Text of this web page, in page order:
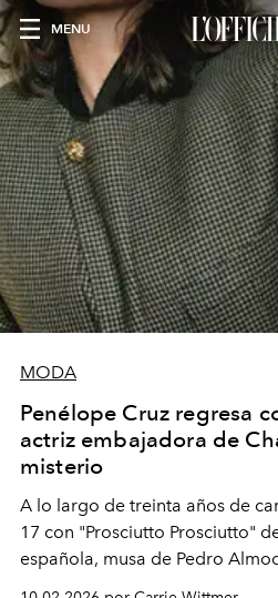
MENU
MODA
Penélope Cruz regresa
actriz embajadora de
misterio
A lo largo de treinta años de
17 con "Prosciutto Prosciutto"
española, musa de Pedro